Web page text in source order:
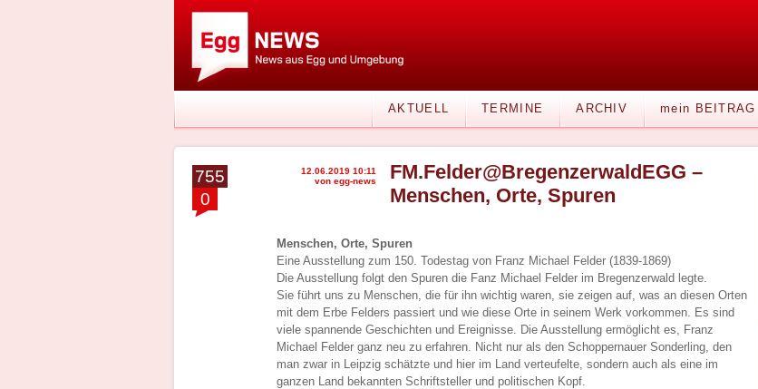
AKTUELL TERMINE ARCHIV mein BEITRAG
755
0
12.06.2019 10:11
von egg-news
FM.Felder@BregenzerwaldEGG –
Menschen, Orte, Spuren
Menschen, Orte, Spuren
Eine Ausstellung zum 150. Todestag von Franz Michael Felder (1839-1869)
Die Ausstellung folgt den Spuren die Fanz Michael Felder im Bregenzerwald legte.
Sie führt uns zu Menschen, die für ihn wichtig waren, sie zeigen auf, was an diesen Orten
mit dem Erbe Felders passiert und wie diese Orte in seinem Werk vorkommen. Es sind
viele spannende Geschichten und Ereignisse. Die Ausstellung ermöglicht es, Franz
Michael Felder ganz neu zu erfahren. Nicht nur als den Schoppernauer Sonderling, den
man zwar in Leipzig schätzte und hier im Land verteufelte, sondern auch als eine im
ganzen Land bekannten Schriftsteller und politischen Kopf.